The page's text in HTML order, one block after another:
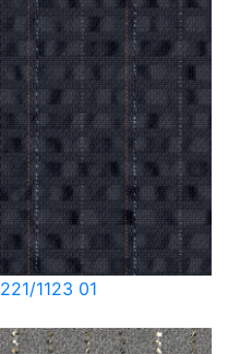
221/1123 01